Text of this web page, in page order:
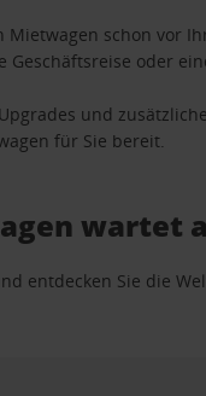
Mietwagen schon vor
Geschäftsreise oder
und
für Sie bereit.
wartet
entdecken Sie die